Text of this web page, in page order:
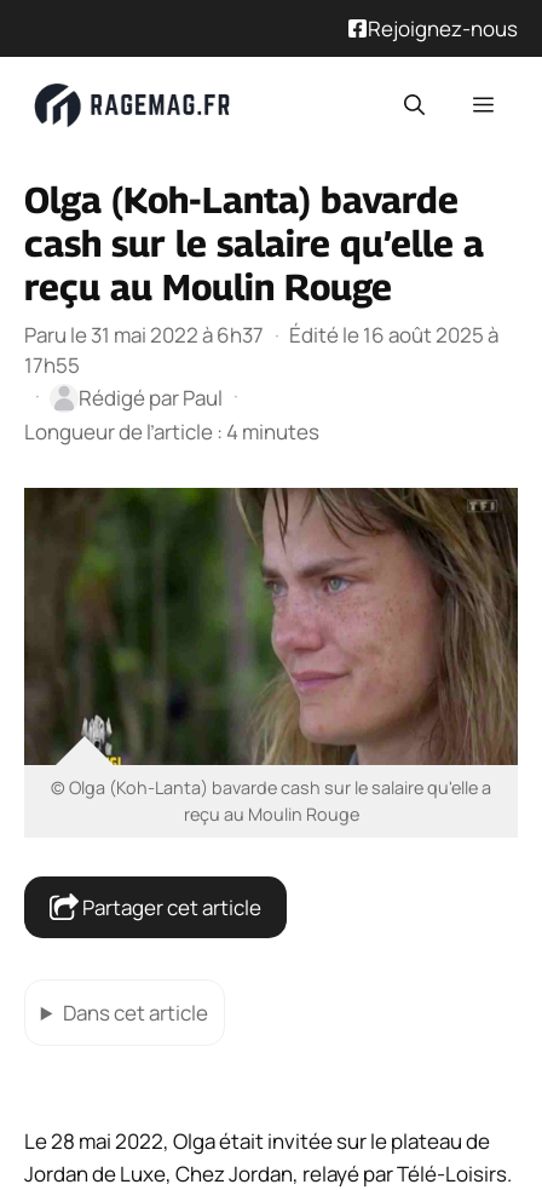
Rejoignez-nous
Olga (Koh-Lanta) bavarde
cash sur le salaire qu’elle a
reçu au Moulin Rouge
Paru le 31 mai 2022 à 6h37 · Édité le 16 août 2025 à
17h55
·
Rédigé parPaul ·
Longueur de l’article : 4 minutes
© Olga (Koh-Lanta) bavarde cash sur le salaire qu'elle a
reçu au Moulin Rouge
Partager cet article
Dans cet article
Le 28 mai 2022, Olga était invitée sur le plateau de
Jordan de Luxe, Chez Jordan, relayé parTélé-Loisirs.